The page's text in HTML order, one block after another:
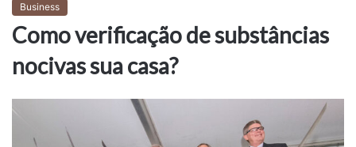
Business
Como verificação de substâncias
nocivas sua casa?